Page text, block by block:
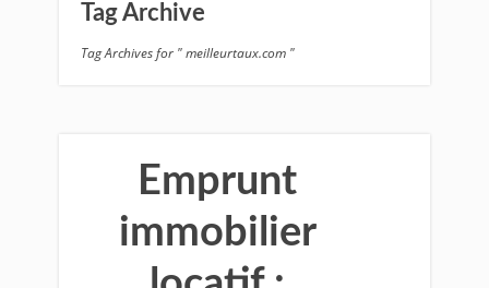
Tag Archive
Tag Archives for " meilleurtaux.com "
Emprunt
immobilier